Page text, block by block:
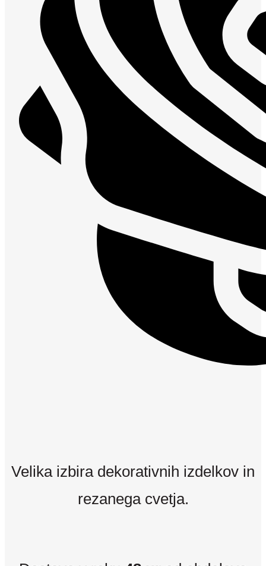
Velika izbira dekorativnih izdelkov in
rezanega cvetja.